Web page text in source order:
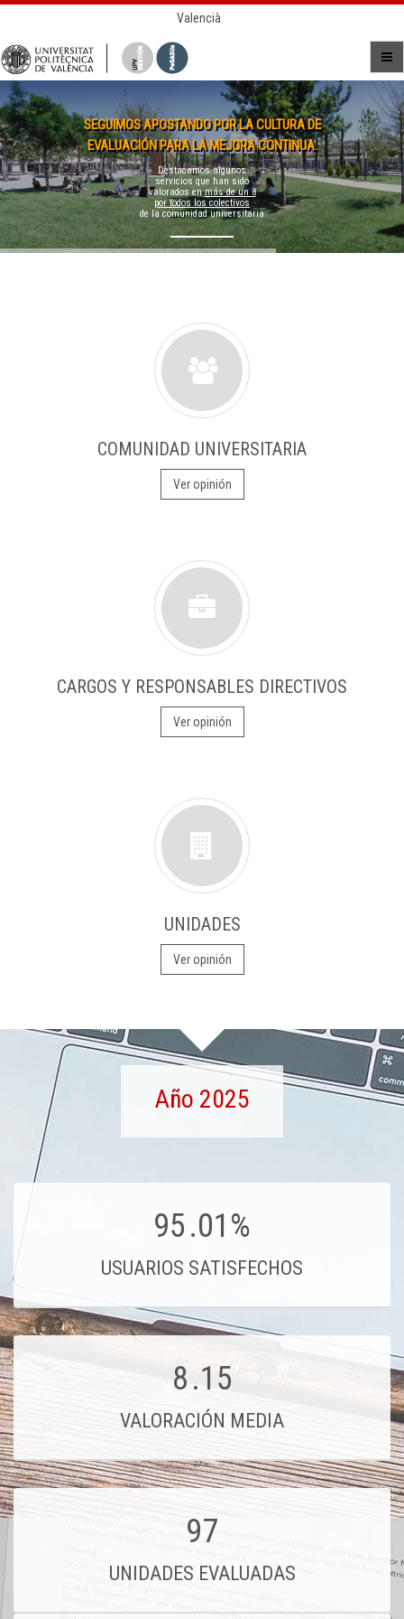
Valencià
SEGUIMOS APOSTANDO POR LA CULTURA DE
EVALUACIÓN PARA LA MEJORA CONTINUA.
Destacamos algunos
servicios que han sido
valorados enmás de un 8
por todos los colectivos
de la comunidad universitaria
COMUNIDAD UNIVERSITARIA
Ver opinión
CARGOS Y RESPONSABLES DIRECTIVOS
Ver opinión
UNIDADES
Ver opinión
Año 2025
95.01%
USUARIOS SATISFECHOS
8.15
VALORACIÓN MEDIA
97
UNIDADES EVALUADAS